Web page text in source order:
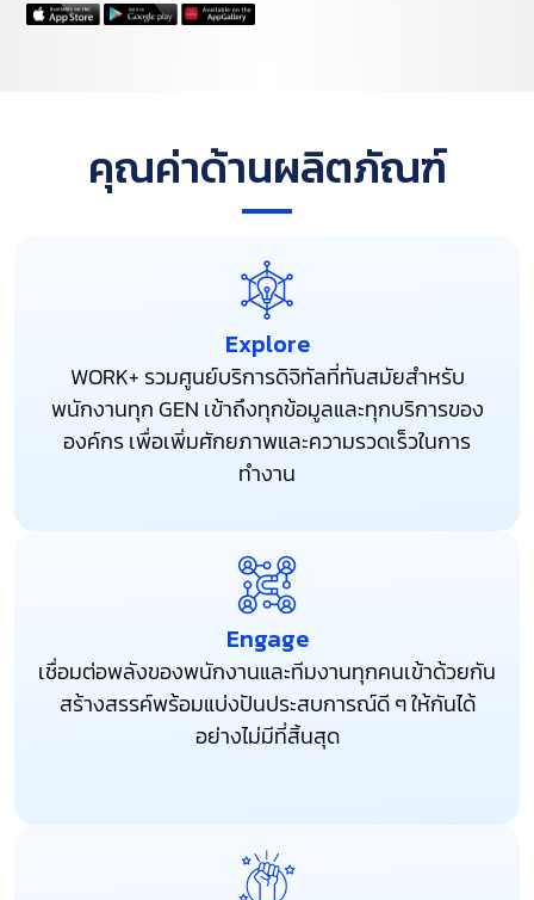
คุณค่าด้านผลิตภัณฑ์
Explore
WORK+ รวมศูนย์บริการดิจิทัลที่ทันสมัยสำหรับ
พนักงานทุก GEN เข้าถึงทุกข้อมูลและทุกบริการของ
องค์กร เพื่อเพิ่มศักยภาพและความรวดเร็วในการ
ทำงาน
Engage
เชื่อมต่อพลังของพนักงานและทีมงานทุกคนเข้าด้วยกัน
สร้างสรรค์พร้อมแบ่งปันประสบการณ์ดี ๆ ให้กันได้
อย่างไม่มีที่สิ้นสุด